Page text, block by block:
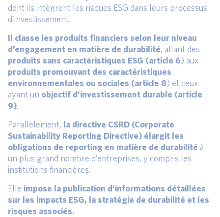
dont ils intègrent les risques ESG dans leurs processus
d’investissement.
Il classe les produits financiers selon leur niveau
d’engagement en matière de durabilité, allant des
produits sans caractéristiques ESG (article 6) aux
produits promouvant des caractéristiques
environnementales ou sociales (article 8) et ceux
ayant un objectif d’investissement durable (article
9).
Parallèlement, la directive CSRD (Corporate
Sustainability Reporting Directive) élargit les
obligations de reporting en matière de durabilité à
un plus grand nombre d’entreprises, y compris les
institutions financières.
Elle impose la publication d’informations détaillées
sur les impacts ESG, la stratégie de durabilité et les
risques associés.